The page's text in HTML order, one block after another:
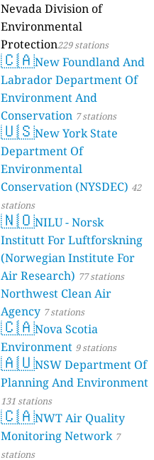
Nevada Division of
Environmental
Protection229 stations
🇨🇦New Foundland And
Labrador Department Of
Environment And
Conservation 7 stations
🇺🇸New York State
Department Of
Environmental
Conservation (NYSDEC) 42
stations
🇳🇴NILU - Norsk
Institutt For Luftforskning
(Norwegian Institute For
Air Research) 77 stations
Northwest Clean Air
Agency 7 stations
🇨🇦Nova Scotia
Environment 9 stations
🇦🇺NSW Department Of
Planning And Environment
131 stations
🇨🇦NWT Air Quality
Monitoring Network 7
stations